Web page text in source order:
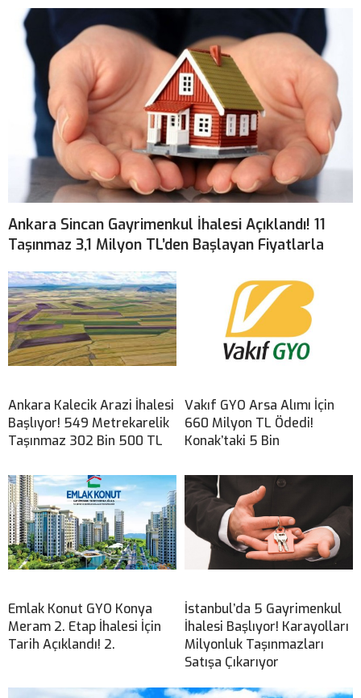
Ankara Sincan Gayrimenkul İhalesi Açıklandı! 11
Taşınmaz 3,1 Milyon TL’den Başlayan Fiyatlarla
Ankara Kalecik Arazi İhalesi
Başlıyor! 549 Metrekarelik
Taşınmaz 302 Bin 500 TL
Vakıf GYO Arsa Alımı İçin
660 Milyon TL Ödedi!
Konak’taki 5 Bin
Emlak Konut GYO Konya
Meram 2. Etap İhalesi İçin
Tarih Açıklandı! 2.
İstanbul’da 5 Gayrimenkul
İhalesi Başlıyor! Karayolları
Milyonluk Taşınmazları
Satışa Çıkarıyor